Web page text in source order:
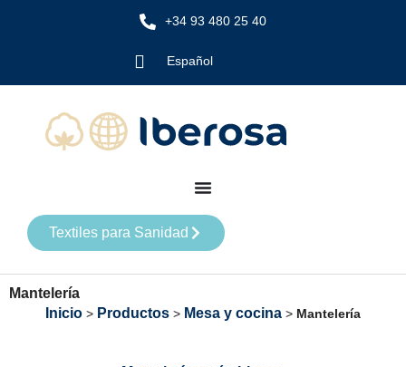
+34 93 480 25 40
Español
Textiles para Sanidad
Mantelería
Inicio > Productos > Mesa y cocina > Mantelería